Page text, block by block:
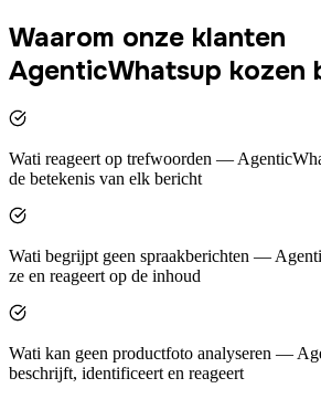
Waarom onze klanten
AgenticWhatsup kozen
Wati reageert op trefwoorden —
de betekenis van elk bericht
Wati begrijpt geen spraakberichten —
ze en reageert op de inhoud
Wati kan geen productfoto analyseren —
beschrijft, identificeert en reageert